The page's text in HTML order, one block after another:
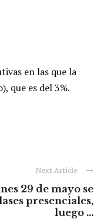
en las que la
que es del 3%.
Next Article
29 de mayo se
presenciales,
luego ...